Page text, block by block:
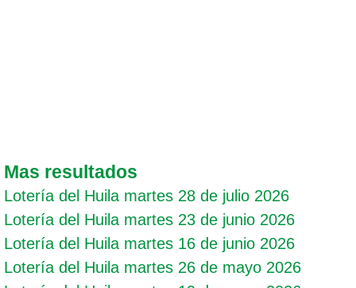
Mas resultados
Lotería del Huila martes 28 de julio 2026
Lotería del Huila martes 23 de junio 2026
Lotería del Huila martes 16 de junio 2026
Lotería del Huila martes 26 de mayo 2026